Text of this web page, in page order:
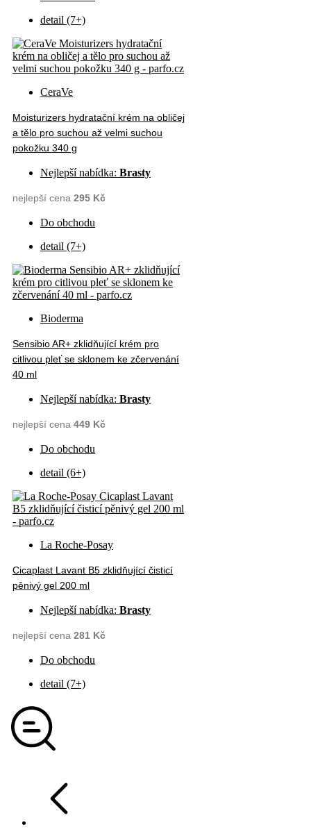
detail (7+)
CeraVe
Moisturizers hydratační krém na obličej
a tělo pro suchou až velmi suchou
pokožku 340 g
Nejlepší nabídka: Brasty
nejlepší cena 295 Kč
Do obchodu
detail (7+)
Bioderma
Sensibio AR+ zklidňující krém pro
citlivou pleť se sklonem ke zčervenání
40 ml
Nejlepší nabídka: Brasty
nejlepší cena 449 Kč
Do obchodu
detail (6+)
La Roche-Posay
Cicaplast Lavant B5 zklidňující čisticí
pěnivý gel 200 ml
Nejlepší nabídka: Brasty
nejlepší cena 281 Kč
Do obchodu
detail (7+)